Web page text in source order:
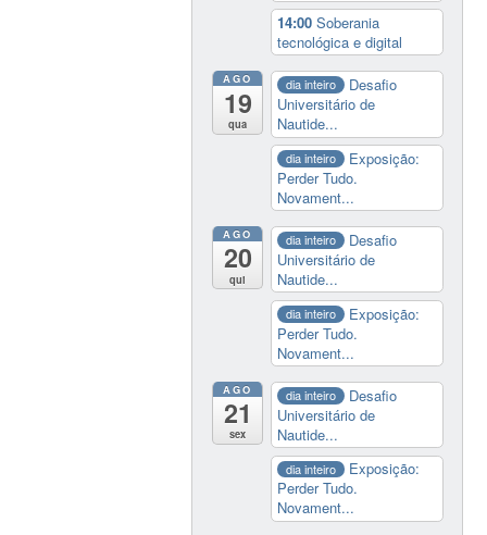
14:00Soberania
tecnológica e digital
AGO
19
qua
dia inteiro
Desafio
Universitário de
Nautide...
dia inteiro
Exposição:
Perder Tudo.
Novament...
AGO
20
qui
dia inteiro
Desafio
Universitário de
Nautide...
dia inteiro
Exposição:
Perder Tudo.
Novament...
AGO
21
sex
dia inteiro
Desafio
Universitário de
Nautide...
dia inteiro
Exposição:
Perder Tudo.
Novament...